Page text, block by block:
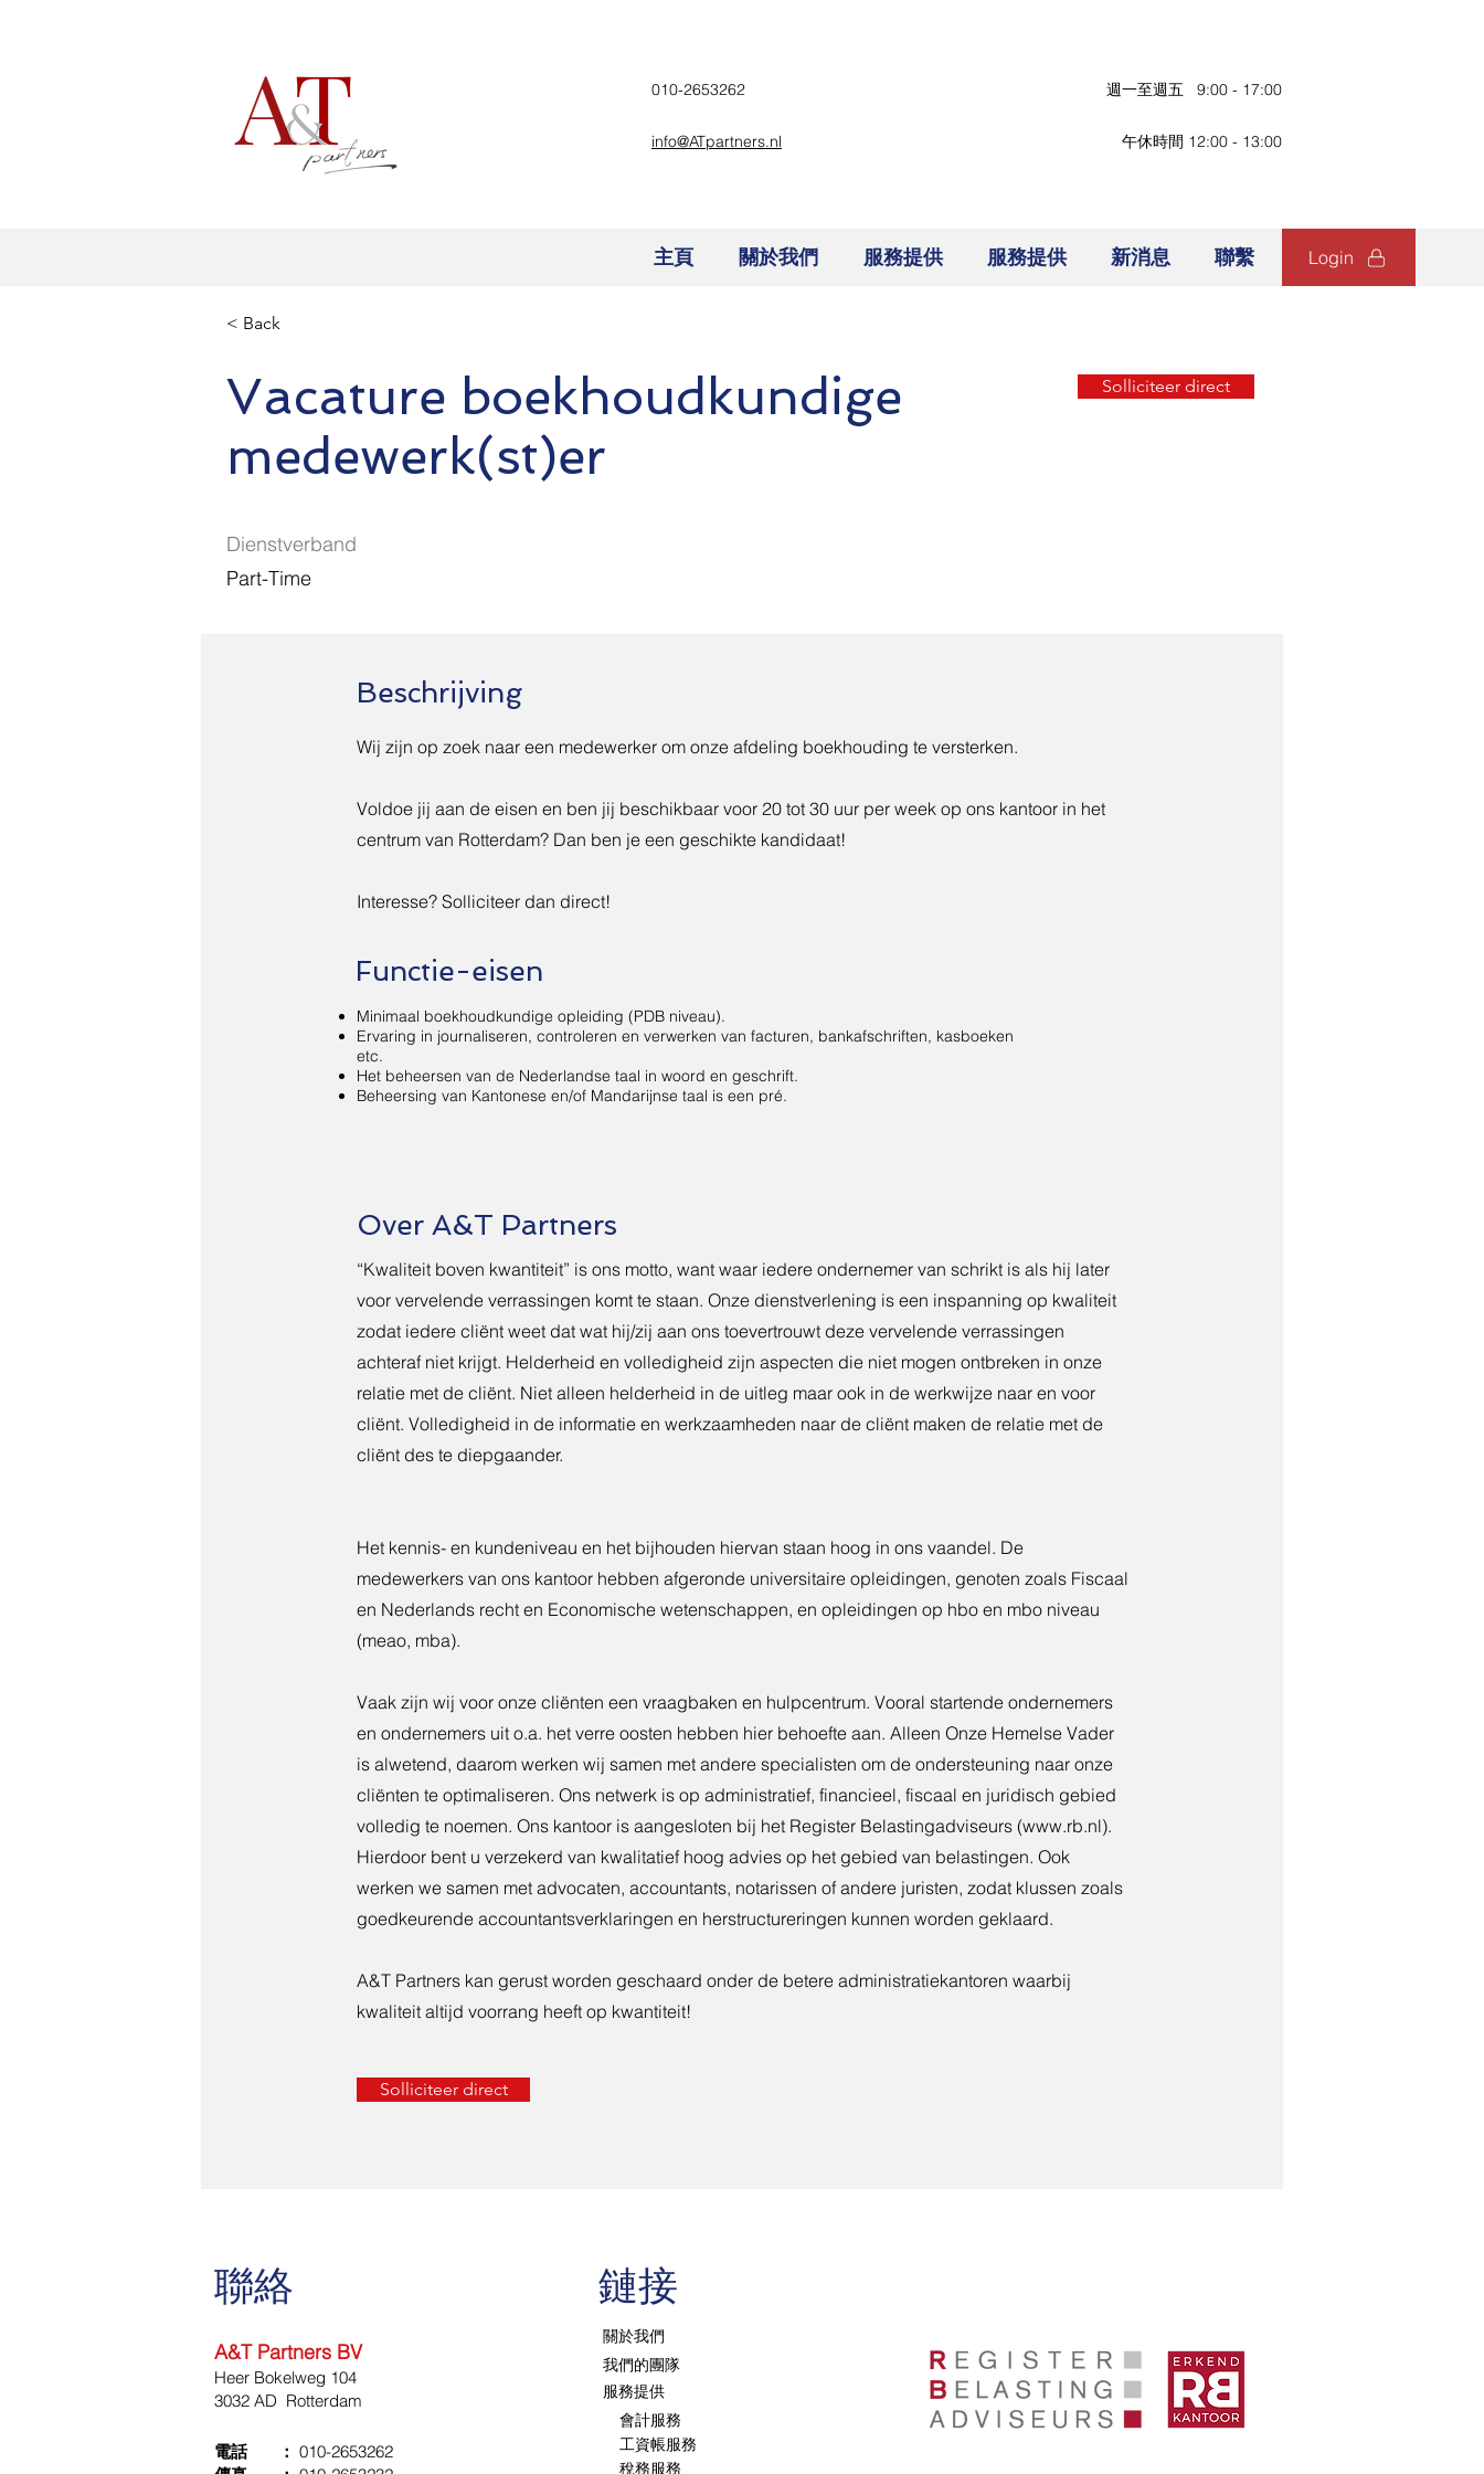
010-2653262 週一至週五 9:00 - 17:00
info@ATpartners.nl 午休時間 12:00 - 13:00
主頁 關於我們 服務提供 服務提供 新消息 聯繫 Login
< Back
Vacature boekhoudkundige
medewerk(st)er
Solliciteer direct
Dienstverband
Part-Time
Beschrijving
Wij zijn op zoek naar een medewerker om onze afdeling boekhouding te versterken.
Voldoe jij aan de eisen en ben jij beschikbaar voor 20 tot 30 uur per week op ons kantoor in het
centrum van Rotterdam? Dan ben je een geschikte kandidaat!
Interesse? Solliciteer dan direct!
Functie-eisen
Minimaal boekhoudkundige opleiding (PDB niveau).
Ervaring in journaliseren, controleren en verwerken van facturen, bankafschriften, kasboeken
etc.
Het beheersen van de Nederlandse taal in woord en geschrift.
Beheersing van Kantonese en/of Mandarijnse taal is een pré.
Over A&T Partners
“Kwaliteit boven kwantiteit” is ons motto, want waar iedere ondernemer van schrikt is als hij later
voor vervelende verrassingen komt te staan. Onze dienstverlening is een inspanning op kwaliteit
zodat iedere cliënt weet dat wat hij/zij aan ons toevertrouwt deze vervelende verrassingen
achteraf niet krijgt. Helderheid en volledigheid zijn aspecten die niet mogen ontbreken in onze
relatie met de cliënt. Niet alleen helderheid in de uitleg maar ook in de werkwijze naar en voor
cliënt. Volledigheid in de informatie en werkzaamheden naar de cliënt maken de relatie met de
cliënt des te diepgaander.
Het kennis- en kundeniveau en het bijhouden hiervan staan hoog in ons vaandel. De
medewerkers van ons kantoor hebben afgeronde universitaire opleidingen, genoten zoals Fiscaal
en Nederlands recht en Economische wetenschappen, en opleidingen op hbo en mbo niveau
(meao, mba).
Vaak zijn wij voor onze cliënten een vraagbaken en hulpcentrum. Vooral startende ondernemers
en ondernemers uit o.a. het verre oosten hebben hier behoefte aan. Alleen Onze Hemelse Vader
is alwetend, daarom werken wij samen met andere specialisten om de ondersteuning naar onze
cliënten te optimaliseren. Ons netwerk is op administratief, financieel, fiscaal en juridisch gebied
volledig te noemen. Ons kantoor is aangesloten bij het Register Belastingadviseurs (www.rb.nl).
Hierdoor bent u verzekerd van kwalitatief hoog advies op het gebied van belastingen. Ook
werken we samen met advocaten, accountants, notarissen of andere juristen, zodat klussen zoals
goedkeurende accountantsverklaringen en herstructureringen kunnen worden geklaard.
A&T Partners kan gerust worden geschaard onder de betere administratiekantoren waarbij
kwaliteit altijd voorrang heeft op kwantiteit!
Solliciteer direct
聯絡
A&T Partners BV
Heer Bokelweg 104
3032 AD Rotterdam
電話 ： 010-2653262
​鏈接
關於我們
我們的團隊
服務提供
會計服務
工資帳服務
稅務服務